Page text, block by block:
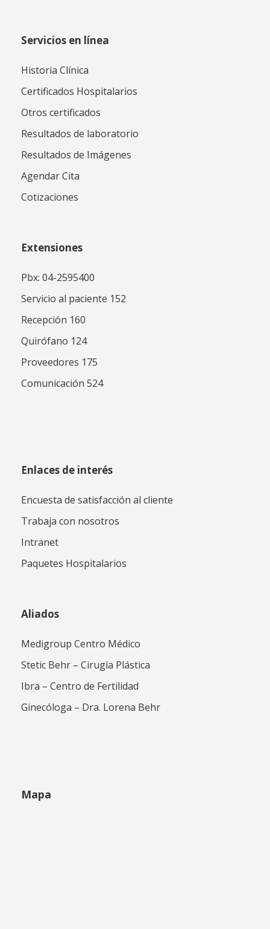
Servicios en línea
Historia Clínica
Certificados Hospitalarios
Otros certificados
Resultados de laboratorio
Resultados de Imágenes
Agendar Cita
Cotizaciones
Extensiones
Pbx: 04-2595400
Servicio al paciente 152
Recepción 160
Quirófano 124
Proveedores 175
Comunicación 524
Enlaces de interés
Encuesta de satisfacción al cliente
Trabaja con nosotros
Intranet
Paquetes Hospitalarios
Aliados
Medigroup Centro Médico
Stetic Behr – Cirugía Plástica
Ibra – Centro de Fertilidad
Ginecóloga – Dra. Lorena Behr
Mapa